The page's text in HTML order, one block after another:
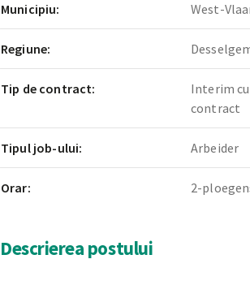
Municipiu: West-
Regiune:
Tip de contract:
Interim
contract
Tipul job-ului: Arbeider
Orar: 2-
Descrierea postului